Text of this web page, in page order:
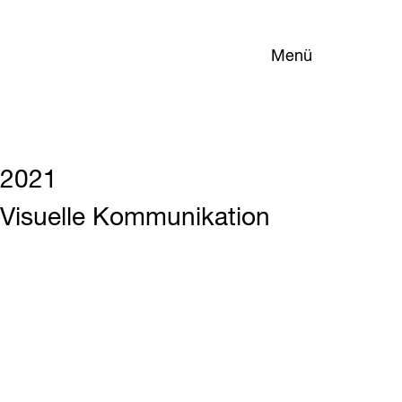
Menü
2021
Visuelle Kommunikation